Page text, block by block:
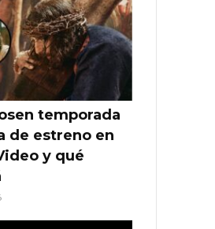
temporada
de estreno en
y qué